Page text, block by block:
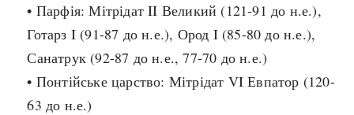
Рубрики
Авіація і космонавтика
Архітектура і будівництво
Україна
Українська революція
• Парфія: Мітрідат II Великий (121-91 до н.е.),
Готарз I (91-87 до н.е.), Ород I (85-80 до н.е.),
Санатрук (92-87 до н.е., 77-70 до н.е.)
• Понтійське царство: Мітрідат VI Евпатор (120-
63 до н.е.)